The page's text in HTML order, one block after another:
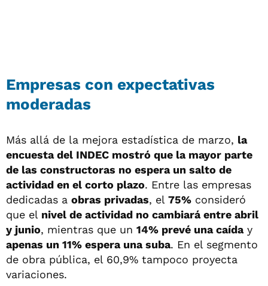
Empresas con expectativas
moderadas
Más allá de la mejora estadística de marzo, la
encuesta del INDEC mostró que la mayor parte
de las constructoras no espera un salto de
actividad en el corto plazo. Entre las empresas
dedicadas a obras privadas, el 75% consideró
que el nivel de actividad no cambiará entre abril
y junio, mientras que un 14% prevé una caíday
apenas un 11% espera una suba. En el segmento
de obra pública, el 60,9% tampoco proyecta
variaciones.